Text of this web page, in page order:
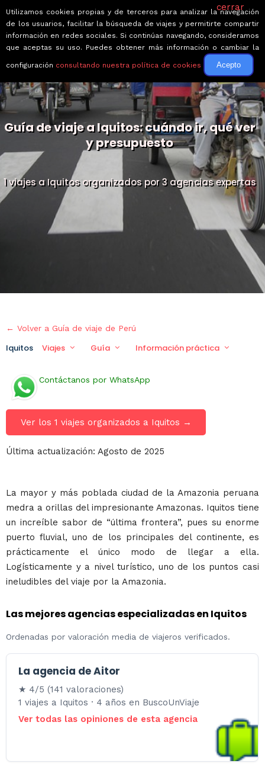
Guía de viaje a Iquitos: cuándo ir, qué ver
y presupuesto
1 viajes a Iquitos organizados por 3 agencias expertas
← Volver a Guía de viaje de Perú
Iquitos Viajes Guía Información práctica
Contáctanos por WhatsApp
Ver los 1 viajes organizados a Iquitos →
Última actualización: Agosto de 2025
La mayor y más poblada ciudad de la Amazonia peruana
medra a orillas del impresionante Amazonas. Iquitos tiene
un increíble sabor de “última frontera”, pues su enorme
puerto fluvial, uno de los principales del continente, es
prácticamente el único modo de llegar a ella.
Logísticamente y a nivel turístico, uno de los puntos casi
ineludibles del viaje por la Amazonia.
Las mejores agencias especializadas en Iquitos
Ordenadas por valoración media de viajeros verificados.
La agencia de Aitor
★ 4/5 (141 valoraciones)
1 viajes a Iquitos · 4 años en BuscoUnViaje
Ver todas las opiniones de esta agencia
cerrar
Utilizamos cookies propias y de terceros para analizar la navegación
de los usuarios, facilitar la búsqueda de viajes y permitirte compartir
información en redes sociales. Si continúas navegando, consideramos
que aceptas su uso. Puedes obtener más información o cambiar la
configuración consultando nuestra política de cookies Acepto